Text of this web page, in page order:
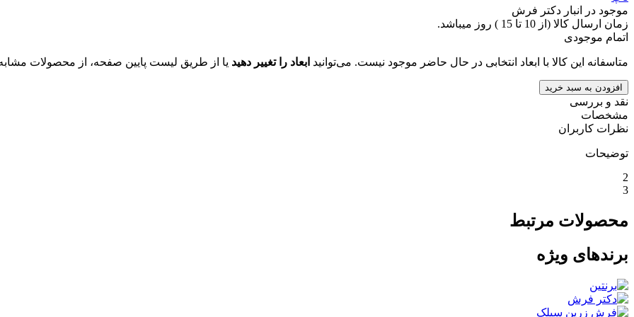
موجود در انبار دکتر فرش
زمان ارسال کالا (از 10 تا 15 ) روز میباشد.
اتمام موجودی
متاسفانه این کالا با ابعاد انتخابی در حال حاضر موجود نیست. می‌توانید ابعاد را تغییر دهید یا از طریق لیست پایین صفحه، از محصولات مشابه
افزودن به سبد خرید
نقد و بررسی
مشخصات
نظرات کاربران
توضیحات
2
3
محصولات مرتبط
برندهای ویژه